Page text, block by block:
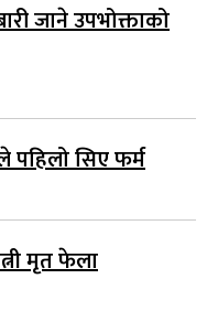
जाने उपभोक्ताको
पहिलो सिए फर्म
मृत फेला